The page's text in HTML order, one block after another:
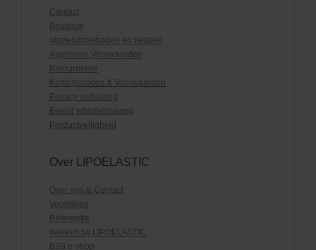
Contact
Boutique
Verzendmethoden en betalen
Algemene Voorwaarden
Retourneren
Kortingscodes & Voorwaarden
Privacy verklaring
Beleid whistleblowing
Productveiligheid
Over LIPOELASTIC
Over ons & Contact
Voordelen
Referentie
Werken bij LIPOELASTIC
B2B e-shop